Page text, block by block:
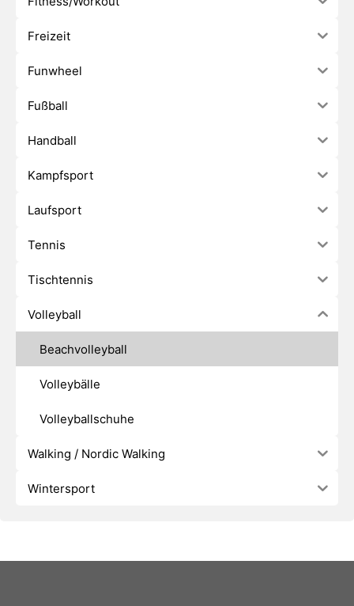
Freizeit
Funwheel
Fußball
Handball
Kampfsport
Laufsport
Tennis
Tischtennis
Volleyball
Beachvolleyball
Volleybälle
Volleyballschuhe
Walking / Nordic Walking
Wintersport